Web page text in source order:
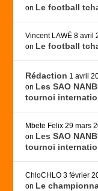
on Le football
Vincent LAWÉ 8 avril
on Le football
Rédaction 1 avril
on Les SAO
tournoi
Mbete Felix 29 mars
on Les SAO
tournoi
ChloCHLO 3 février
on Le